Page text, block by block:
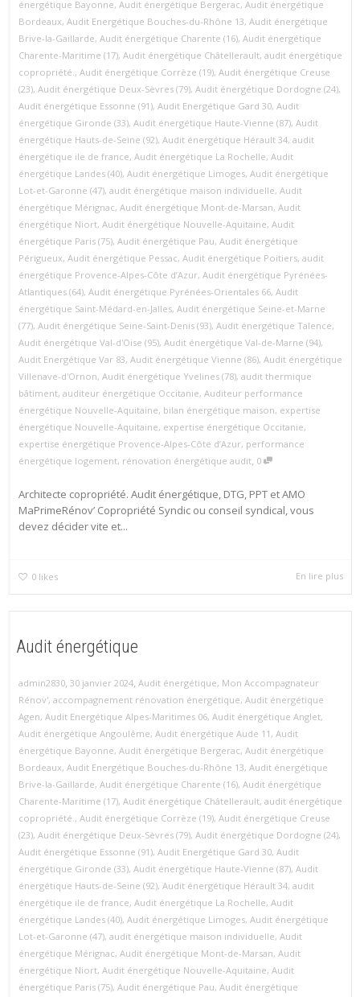
énergétique Bayonne, Audit énergétique Bergerac, Audit énergétique
Bordeaux, Audit Energétique Bouches-du-Rhône 13, Audit énergétique
Brive-la-Gaillarde, Audit énergétique Charente (16), Audit énergétique
Charente-Maritime (17), Audit énergétique Châtellerault, audit énergétique
copropriété., Audit énergétique Corrèze (19), Audit énergétique Creuse
(23), Audit énergétique Deux-Sèvres (79), Audit énergétique Dordogne (24),
Audit énergétique Essonne (91), Audit Energétique Gard 30, Audit
énergétique Gironde (33), Audit énergétique Haute-Vienne (87), Audit
énergétique Hauts-de-Seine (92), Audit énergétique Hérault 34, audit
énergétique ile de france, Audit énergétique La Rochelle, Audit
énergétique Landes (40), Audit énergétique Limoges, Audit énergétique
Lot-et-Garonne (47), audit énergétique maison individuelle, Audit
énergétique Mérignac, Audit énergétique Mont-de-Marsan, Audit
énergétique Niort, Audit énergétique Nouvelle-Aquitaine, Audit
énergétique Paris (75), Audit énergétique Pau, Audit énergétique
Périgueux, Audit énergétique Pessac, Audit énergétique Poitiers, audit
énergétique Provence‑Alpes‑Côte d’Azur, Audit énergétique Pyrénées-
Atlantiques (64), Audit énergétique Pyrénées-Orientales 66, Audit
énergétique Saint-Médard-en-Jalles, Audit énergétique Seine-et-Marne
(77), Audit énergétique Seine-Saint-Denis (93), Audit énergétique Talence,
Audit énergétique Val-d'Oise (95), Audit énergétique Val-de-Marne (94),
Audit Energétique Var 83, Audit énergétique Vienne (86), Audit énergétique
Villenave-d'Ornon, Audit énergétique Yvelines (78), audit thermique
bâtiment, auditeur énergétique Occitanie, Auditeur performance
énergétique Nouvelle‑Aquitaine, bilan énergétique maison, expertise
énergétique Nouvelle‑Aquitaine, expertise énergétique Occitanie,
expertise énergétique Provence‑Alpes‑Côte d’Azur, performance
énergétique logement, rénovation énergétique audit, 0
Architecte copropriété. Audit énergétique, DTG, PPT et AMO
MaPrimeRénov’ Copropriété Syndic ou conseil syndical, vous
devez décider vite et...
0 likes En lire plus
Audit énergétique
admin2830, 30 janvier 2024, Audit énergétique, Mon Accompagnateur
Rénov', accompagnement rénovation énergétique, Audit énergétique
Agen, Audit Energétique Alpes-Maritimes 06, Audit énergétique Anglet,
Audit énergétique Angoulême, Audit énergétique Aude 11 , Audit
énergétique Bayonne, Audit énergétique Bergerac, Audit énergétique
Bordeaux, Audit Energétique Bouches-du-Rhône 13, Audit énergétique
Brive-la-Gaillarde, Audit énergétique Charente (16), Audit énergétique
Charente-Maritime (17), Audit énergétique Châtellerault, audit énergétique
copropriété., Audit énergétique Corrèze (19), Audit énergétique Creuse
(23), Audit énergétique Deux-Sèvres (79), Audit énergétique Dordogne (24),
Audit énergétique Essonne (91), Audit Energétique Gard 30, Audit
énergétique Gironde (33), Audit énergétique Haute-Vienne (87), Audit
énergétique Hauts-de-Seine (92), Audit énergétique Hérault 34, audit
énergétique ile de france, Audit énergétique La Rochelle, Audit
énergétique Landes (40), Audit énergétique Limoges, Audit énergétique
Lot-et-Garonne (47), audit énergétique maison individuelle, Audit
énergétique Mérignac, Audit énergétique Mont-de-Marsan, Audit
énergétique Niort, Audit énergétique Nouvelle-Aquitaine, Audit
énergétique Paris (75), Audit énergétique Pau, Audit énergétique